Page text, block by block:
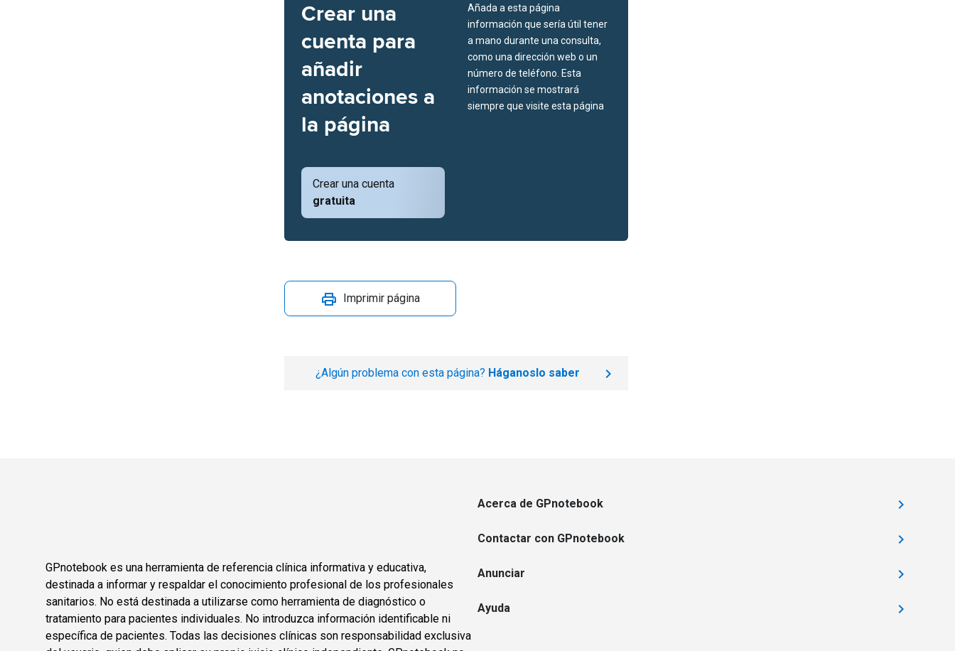
Crear una
cuenta para
añadir
anotaciones a
la página
Crear una cuenta
gratuita
Añada a esta página
información que sería útil tener
a mano durante una consulta,
como una dirección web o un
número de teléfono. Esta
información se mostrará
siempre que visite esta página
Imprimir página
¿Algún problema con esta página? Háganoslo saber
GPnotebook es una herramienta de referencia clínica informativa y educativa,
destinada a informar y respaldar el conocimiento profesional de los profesionales
sanitarios. No está destinada a utilizarse como herramienta de diagnóstico o
tratamiento para pacientes individuales. No introduzca información identificable ni
específica de pacientes. Todas las decisiones clínicas son responsabilidad exclusiva
Acerca de GPnotebook
Contactar con GPnotebook
Anunciar
Ayuda